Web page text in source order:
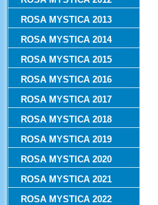
ROSA MYSTICA 2013
ROSA MYSTICA 2014
ROSA MYSTICA 2015
ROSA MYSTICA 2016
ROSA MYSTICA 2017
ROSA MYSTICA 2018
ROSA MYSTICA 2019
ROSA MYSTICA 2020
ROSA MYSTICA 2021
ROSA MYSTICA 2022